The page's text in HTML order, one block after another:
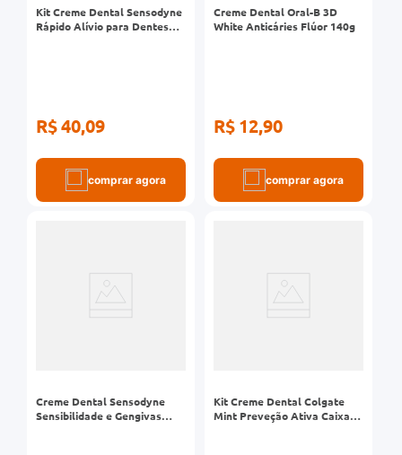
Kit Creme Dental Sensodyne
Rápido Alívio para Dentes
R$ 40,09
comprar agora
Creme Dental Oral-B 3D
White Anticáries Flúor 140g
R$ 12,90
comprar agora
Creme Dental Sensodyne
Sensibilidade e Gengivas
Kit Creme Dental Colgate
Mint Preveção Ativa Caixa